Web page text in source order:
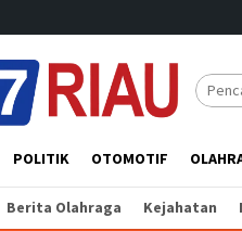
POLITIK OTOMOTIF
Berita Olahraga Kejahatan